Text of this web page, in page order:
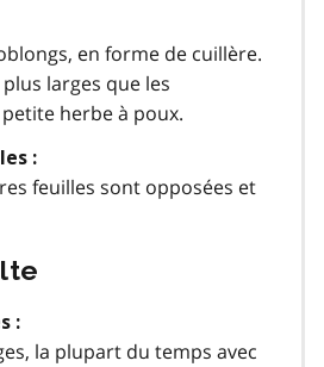
en forme de cuillère.
larges que les
herbe à poux.
:
feuilles sont opposées et
:
la plupart du temps avec